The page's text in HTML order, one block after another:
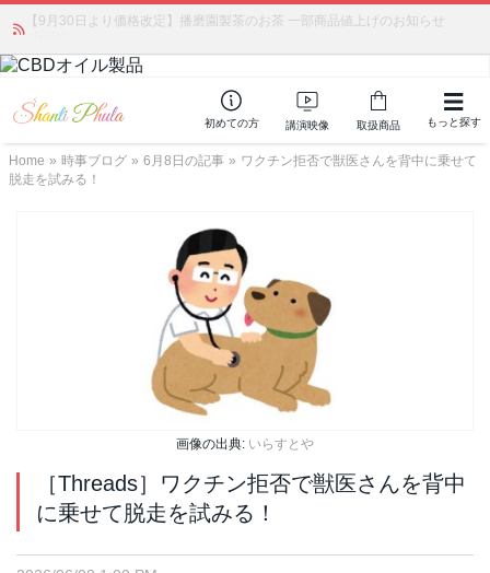
【9月30日より価格改定】播磨園製茶のお茶 一部商品値上げのお知らせ
かつて愛されていた人気商品が復活！夏場に活躍するジェルクリーム「アク
初めての方 講演映像 取扱商品 もっと探す
Home » 時事ブログ » 6月8日の記事 » ワクチン拒否で獣医さんを背中に乗せて
脱走を試みる！
画像の出典: いらすとや
［Threads］ワクチン拒否で獣医さんを背中
に乗せて脱走を試みる！